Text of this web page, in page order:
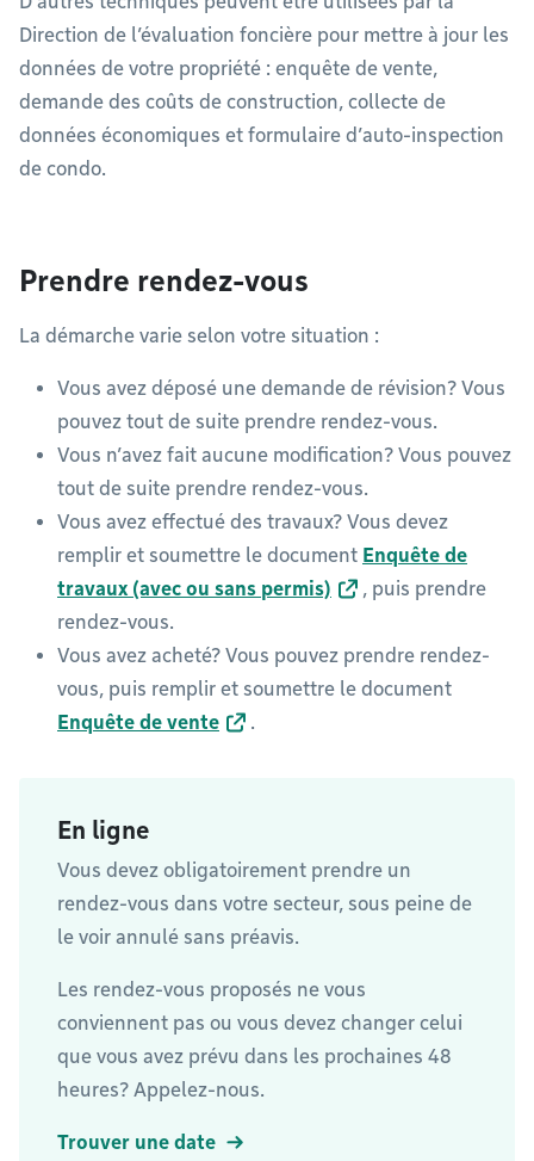
Direction de l’évaluation foncière pour mettre à jour les
données de votre propriété : enquête de vente,
demande des coûts de construction, collecte de
données économiques et formulaire d’auto-inspection
de condo.
Prendre rendez-vous
La démarche varie selon votre situation :
Vous avez déposé une demande de révision? Vous
pouvez tout de suite prendre rendez-vous.
Vous n’avez fait aucune modification? Vous pouvez
tout de suite prendre rendez-vous.
Vous avez effectué des travaux? Vous devez
remplir et soumettre le document Enquête de
travaux (avec ou sans permis)
, puis prendre
rendez-vous.
Vous avez acheté? Vous pouvez prendre rendez-
vous, puis remplir et soumettre le document
Enquête de vente
.
En ligne
Vous devez obligatoirement prendre un
rendez-vous dans votre secteur, sous peine de
le voir annulé sans préavis.
Les rendez-vous proposés ne vous
conviennent pas ou vous devez changer celui
que vous avez prévu dans les prochaines 48
heures? Appelez-nous.
Trouver une date